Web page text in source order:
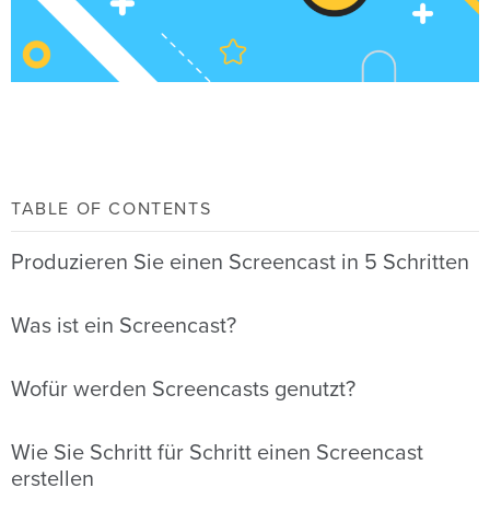
TABLE OF CONTENTS
Produzieren Sie einen Screencast in 5 Schritten
Was ist ein Screencast?
Wofür werden Screencasts genutzt?
Wie Sie Schritt für Schritt einen Screencast
erstellen